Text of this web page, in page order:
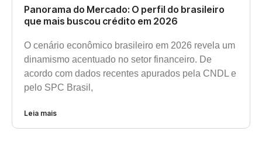
Panorama do Mercado: O perfil do brasileiro
que mais buscou crédito em 2026
O cenário econômico brasileiro em 2026 revela um
dinamismo acentuado no setor financeiro. De
acordo com dados recentes apurados pela CNDL e
pelo SPC Brasil,
Leia mais